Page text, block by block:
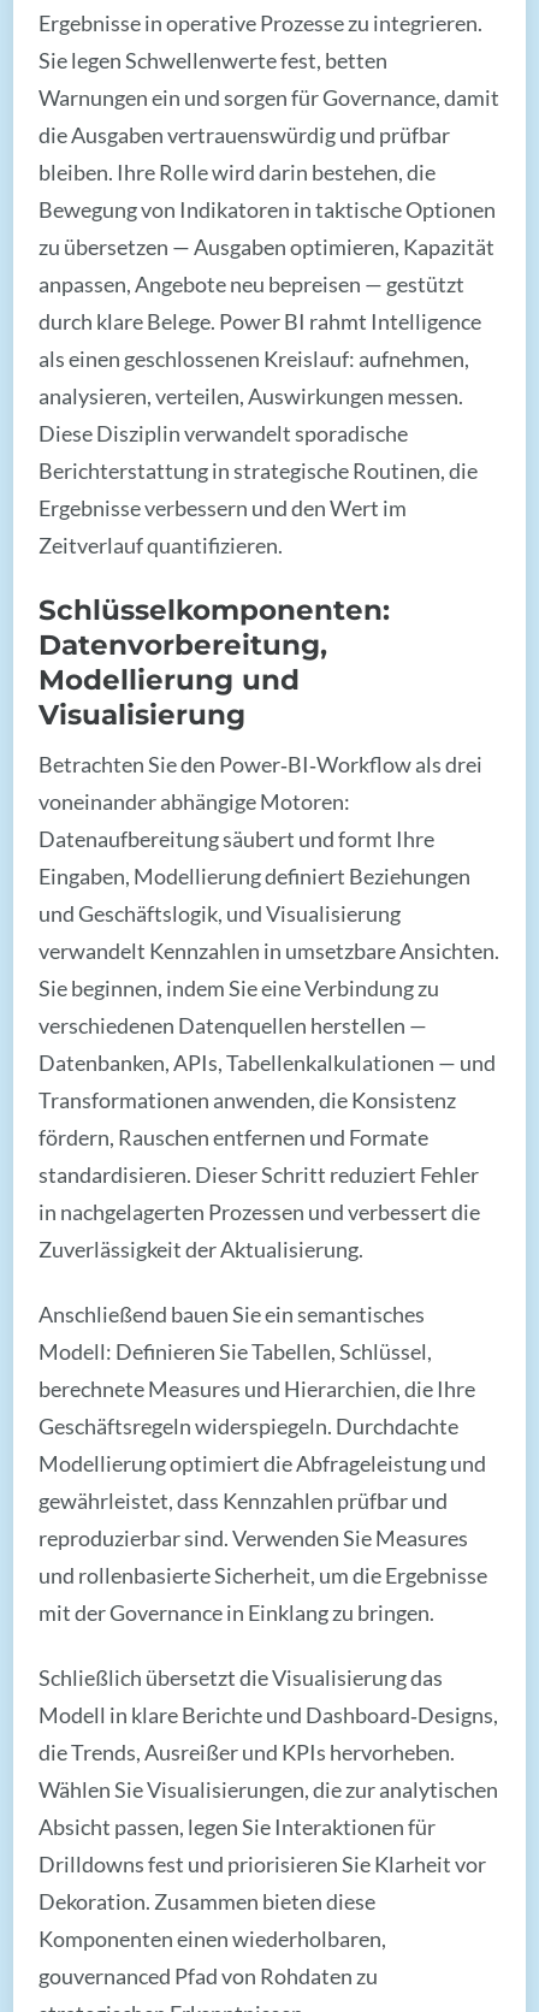
Ergebnisse in operative Prozesse zu integrieren.
Sie legen Schwellenwerte fest, betten
Warnungen ein und sorgen für Governance, damit
die Ausgaben vertrauenswürdig und prüfbar
bleiben. Ihre Rolle wird darin bestehen, die
Bewegung von Indikatoren in taktische Optionen
zu übersetzen — Ausgaben optimieren, Kapazität
anpassen, Angebote neu bepreisen — gestützt
durch klare Belege. Power BI rahmt Intelligence
als einen geschlossenen Kreislauf: aufnehmen,
analysieren, verteilen, Auswirkungen messen.
Diese Disziplin verwandelt sporadische
Berichterstattung in strategische Routinen, die
Ergebnisse verbessern und den Wert im
Zeitverlauf quantifizieren.
Schlüsselkomponenten:
Datenvorbereitung,
Modellierung und
Visualisierung
Betrachten Sie den Power‑BI‑Workflow als drei
voneinander abhängige Motoren:
Datenaufbereitung säubert und formt Ihre
Eingaben, Modellierung definiert Beziehungen
und Geschäftslogik, und Visualisierung
verwandelt Kennzahlen in umsetzbare Ansichten.
Sie beginnen, indem Sie eine Verbindung zu
verschiedenen Datenquellen herstellen —
Datenbanken, APIs, Tabellenkalkulationen — und
Transformationen anwenden, die Konsistenz
fördern, Rauschen entfernen und Formate
standardisieren. Dieser Schritt reduziert Fehler
in nachgelagerten Prozessen und verbessert die
Zuverlässigkeit der Aktualisierung.
Anschließend bauen Sie ein semantisches
Modell: Definieren Sie Tabellen, Schlüssel,
berechnete Measures und Hierarchien, die Ihre
Geschäftsregeln widerspiegeln. Durchdachte
Modellierung optimiert die Abfrageleistung und
gewährleistet, dass Kennzahlen prüfbar und
reproduzierbar sind. Verwenden Sie Measures
und rollenbasierte Sicherheit, um die Ergebnisse
mit der Governance in Einklang zu bringen.
Schließlich übersetzt die Visualisierung das
Modell in klare Berichte und Dashboard‑Designs,
die Trends, Ausreißer und KPIs hervorheben.
Wählen Sie Visualisierungen, die zur analytischen
Absicht passen, legen Sie Interaktionen für
Drilldowns fest und priorisieren Sie Klarheit vor
Dekoration. Zusammen bieten diese
Komponenten einen wiederholbaren,
gouvernanced Pfad von Rohdaten zu